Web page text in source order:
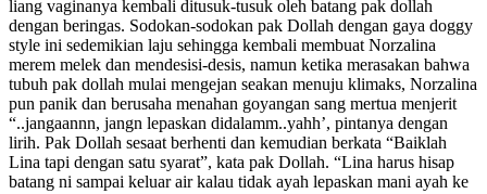
liang vaginanya kembali ditusuk-tusuk oleh batang pak dollah
dengan beringas. Sodokan-sodokan pak Dollah dengan gaya doggy
style ini sedemikian laju sehingga kembali membuat Norzalina
merem melek dan mendesisi-desis, namun ketika merasakan bahwa
tubuh pak dollah mulai mengejan seakan menuju klimaks, Norzalina
pun panik dan berusaha menahan goyangan sang mertua menjerit
“..jangaannn, jangn lepaskan didalamm..yahh’, pintanya dengan
lirih. Pak Dollah sesaat berhenti dan kemudian berkata “Baiklah
Lina tapi dengan satu syarat”, kata pak Dollah. “Lina harus hisap
batang ni sampai keluar air kalau tidak ayah lepaskan mani ayah ke